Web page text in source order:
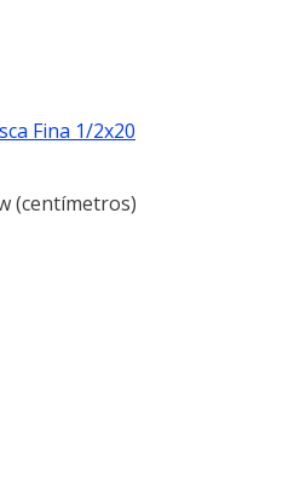
Fina 1/2x20
(centímetros)